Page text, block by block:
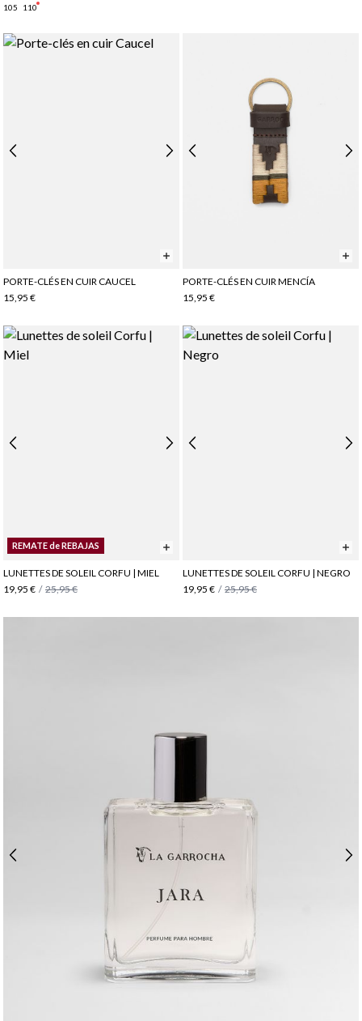
105 110
PORTE-CLÉS EN CUIR CAUCEL
15,95 €
PORTE-CLÉS EN CUIR MENCÍA
15,95 €
REMATE de REBAJAS
LUNETTES DE SOLEIL CORFU | MIEL
19,95 € / 25,95 €
LUNETTES DE SOLEIL CORFU | NEGRO
19,95 € / 25,95 €